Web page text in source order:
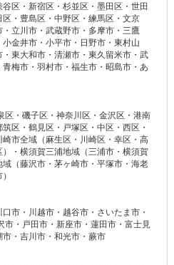
区・新宿区・杉並区・墨田区・世田
・豊島区・中野区・練馬区・文京
立川市・武蔵野市・多摩市・三鷹
金井市・小平市・日野市・東村山
東大和市・清瀬市・東久留米市・武
梅市・羽村市・福生市・昭島市・あ
区・磯子区・神奈川区・金沢区・港南
区・鶴見区・戸塚区・中区・西区・
市全域（麻生区・川崎区・幸区・高
・横須賀三浦地域（三浦市・横須賀
（藤沢市・茅ヶ崎市・平塚市・海老
市・川越市・越谷市・さいたま市・
・戸田市・新座市・蓮田市・富士見
・吉川市・和光市・蕨市